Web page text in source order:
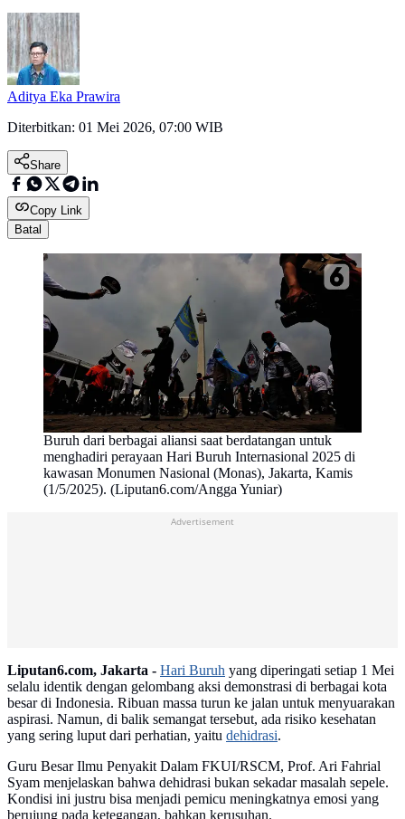
Aditya Eka Prawira
Diterbitkan: 01 Mei 2026, 07:00 WIB
Share
Copy Link
Batal
Buruh dari berbagai aliansi saat berdatangan untuk
menghadiri perayaan Hari Buruh Internasional 2025 di
kawasan Monumen Nasional (Monas), Jakarta, Kamis
(1/5/2025). (Liputan6.com/Angga Yuniar)
Advertisement
Liputan6.com, Jakarta - Hari Buruh yang diperingati setiap 1 Mei
selalu identik dengan gelombang aksi demonstrasi di berbagai kota
besar di Indonesia. Ribuan massa turun ke jalan untuk menyuarakan
aspirasi. Namun, di balik semangat tersebut, ada risiko kesehatan
yang sering luput dari perhatian, yaitu dehidrasi.
Guru Besar Ilmu Penyakit Dalam FKUI/RSCM, Prof. Ari Fahrial
Syam menjelaskan bahwa dehidrasi bukan sekadar masalah sepele.
Kondisi ini justru bisa menjadi pemicu meningkatnya emosi yang
berujung pada ketegangan, bahkan kerusuhan.